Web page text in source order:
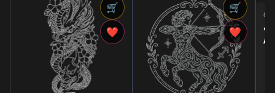
🛒
❤
🛒
❤